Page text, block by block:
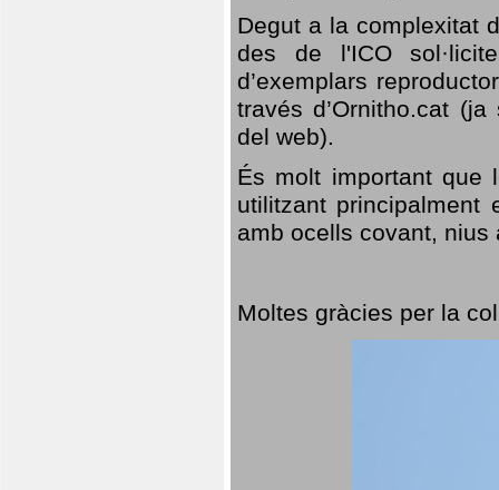
Degut a la complexitat
des de l'ICO
d’exemplars
través d’Ornitho.cat
del web).
És molt important que
utilitzant
amb ocells covant,
Moltes gràcies per la